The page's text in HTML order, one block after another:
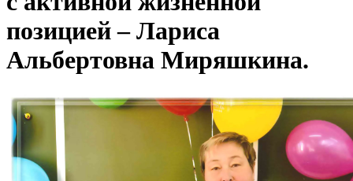
позицией – Лариса
Альбертовна Миряшкина.